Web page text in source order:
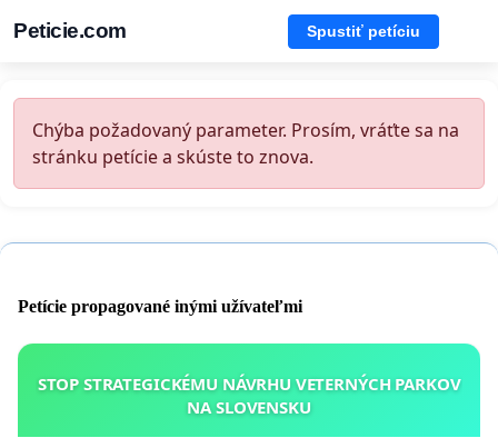
Peticie.com Spustiť petíciu
Chýba požadovaný parameter. Prosím, vráťte sa na
stránku petície a skúste to znova.
Petície propagované inými užívateľmi
STOP STRATEGICKÉMU NÁVRHU VETERNÝCH PARKOV
NA SLOVENSKU